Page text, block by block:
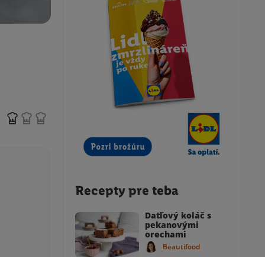
Recepty pre teba
Datľový koláč s
pekanovými
orechami
Beautifood